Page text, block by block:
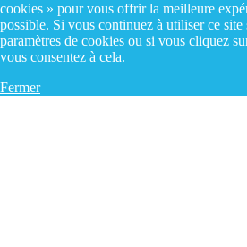
cookies » pour vous offrir la meilleure
possible. Si vous continuez à utiliser ce site
paramètres de cookies ou si vous cliquez
vous consentez à cela.
Fermer